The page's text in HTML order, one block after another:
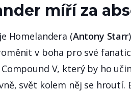
míří za
Homelandera (Antony Starr
v boha pro své
V, který by ho
svět kolem něj se hroutí.